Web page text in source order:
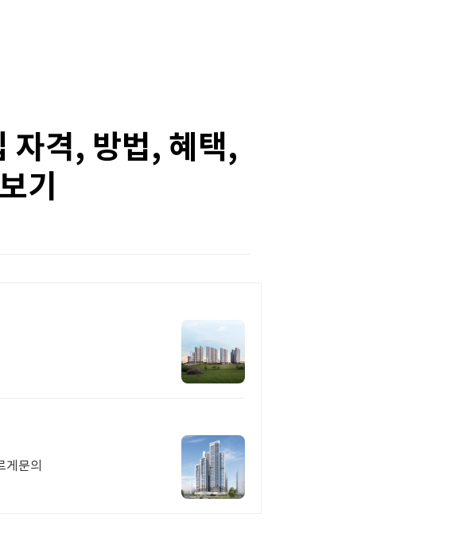
자격, 방법, 혜택,
기
게문의